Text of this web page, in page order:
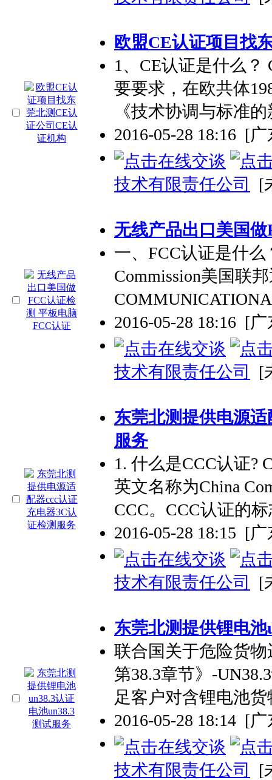
欧盟CE认证项目找
1、CE认证是什么？
要要求，在欧共体
《技术协调与标准
2016-05-28 18:16 [广
技术有限责任公司 [
无线产品出口美国
一、FCC认证是什么
Commission美国联
2016-05-28 18:16 [广
技术有限责任公司 [
东莞北测提供电源
服务
1. 什么是CCC认证?
英文名称为China
CCC。CCC认证的
2016-05-28 18:15 [广
技术有限责任公司 [
东莞北测提供锂电
联合国关于危险货
第38.3章节》-
足客户对含锂电池
2016-05-28 18:14 [广
技术有限责任公司 [